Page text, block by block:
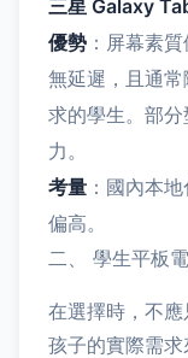
三星 Galaxy
優勢 ：屏幕素
無延遲，且通
求的學生。部
力。
考量 ：國內本
偏高。
二、 學生平板
在選擇時，不
孩子的實際需求